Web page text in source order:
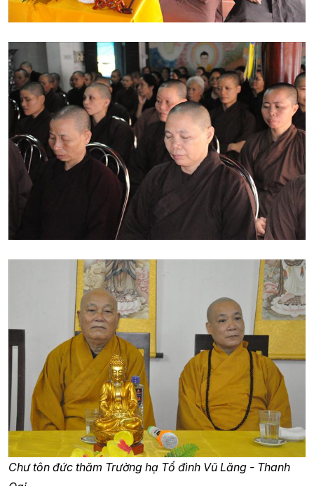
Chư tôn đức thăm Trường hạ Tổ đình Vũ Lăng - Thanh